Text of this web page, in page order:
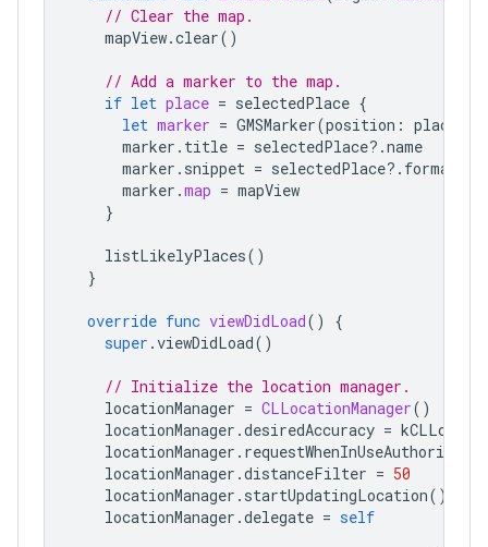
// Clear the map.
mapView.clear()
// Add a marker to the map.
if let place = selectedPlace {
let marker = GMSMarker(position : place
marker . title = selectedPlace?.name
marker . snippet = selectedPlace?.
marker .map = mapView
}
listLikelyPlaces()
}
override func viewDidLoad()
{
super .viewDidLoad()
// Initialize the location manager.
locationManager = CLLocationManager()
locationManager .desiredAccuracy =
locationManager .
locationManager .distanceFilter = 50
locationManager . startUpdatingLocation()
locationManager .delegate = self